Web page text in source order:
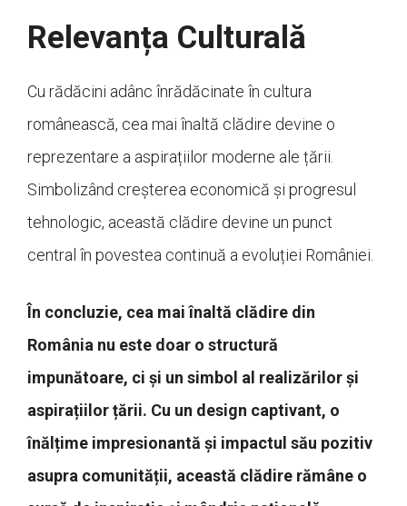
Relevanța Culturală
Cu rădăcini adânc înrădăcinate în cultura
românească, cea mai înaltă clădire devine o
reprezentare a aspirațiilor moderne ale țării.
Simbolizând creșterea economică și progresul
tehnologic, această clădire devine un punct
central în povestea continuă a evoluției României.
În concluzie, cea mai înaltă clădire din
România nu este doar o structură
impunătoare, ci și un simbol al realizărilor și
aspirațiilor țării. Cu un design captivant, o
înălțime impresionantă și impactul său pozitiv
asupra comunității, această clădire rămâne o